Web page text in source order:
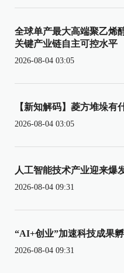
全球单产最大高端聚乙烯
关键产业链自主可控水平
2026-08-04 03:05
【新知解码】菱方堆垛有
2026-08-04 03:05
人工智能技术产业迎来爆
2026-08-04 09:31
“AI+创业”加速科技成果
2026-08-04 09:31